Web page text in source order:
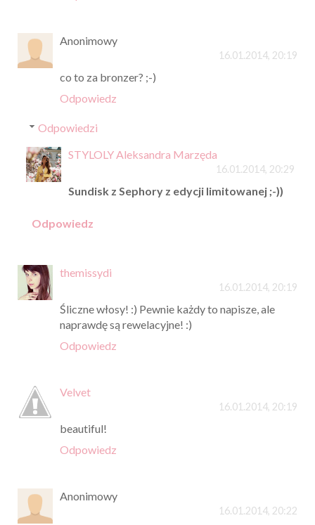
Anonimowy
16.01.2014, 20:19
co to za bronzer? ;-)
Odpowiedz
Odpowiedzi
STYLOLY Aleksandra Marzęda
16.01.2014, 20:29
Sundisk z Sephory z edycji limitowanej ;-))
Odpowiedz
themissydi
16.01.2014, 20:19
Śliczne włosy! :) Pewnie każdy to napisze, ale
naprawdę są rewelacyjne! :)
Odpowiedz
Velvet
16.01.2014, 20:19
beautiful!
Odpowiedz
Anonimowy
16.01.2014, 20:22